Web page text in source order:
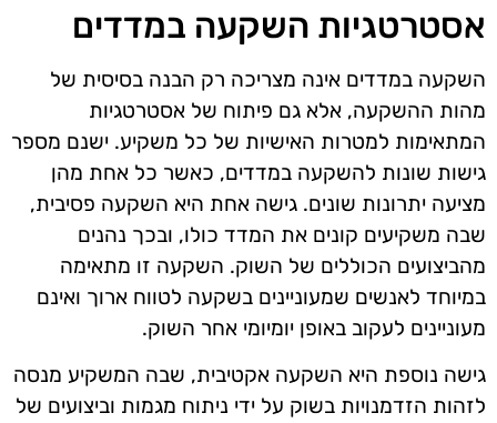
אסטרטגיות השקעה במדדים
השקעה במדדים אינה מצריכה רק הבנה בסיסית של
מהות ההשקעה, אלא גם פיתוח של אסטרטגיות
המתאימות למטרות האישיות של כל משקיע. ישנם מספר
גישות שונות להשקעה במדדים, כאשר כל אחת מהן
מציעה יתרונות שונים. גישה אחת היא השקעה פסיבית,
שבה משקיעים קונים את המדד כולו, ובכך נהנים
מהביצועים הכוללים של השוק. השקעה זו מתאימה
במיוחד לאנשים שמעוניינים בשקעה לטווח ארוך ואינם
מעוניינים לעקוב באופן יומיומי אחר השוק.
גישה נוספת היא השקעה אקטיבית, שבה המשקיע מנסה
לזהות הזדמנויות בשוק על ידי ניתוח מגמות וביצועים של